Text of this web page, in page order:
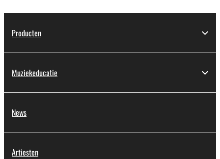
Producten
Muziekeducatie
News
Artiesten